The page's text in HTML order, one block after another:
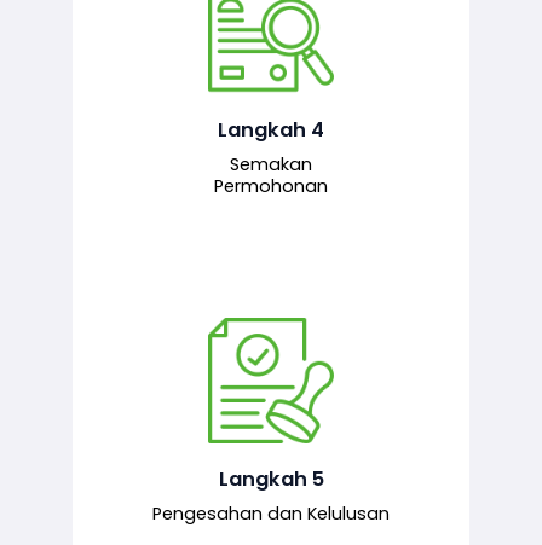
Langkah 4
Semakan
Permohonan
Pegawai penyemak menyemak
maklumat yang dikemukakan. Jika
semua maklumat adalah lengkap dan
kepada pegawai pelulus untuk
tindakan seterusnya.
Langkah 5
Pengesahan dan Kelulusan
Pegawai pelulus menilai permohonan
dan memberi pengesahan serta
kelulusan akhir sekiranya semuanya
mematuhi syarat ditetapkan.